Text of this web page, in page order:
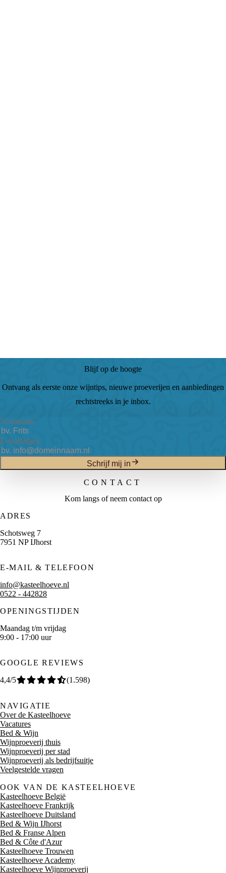
Blijf op de hoogte
Ontvang als eerste onze wijntips, nieuwe proeverijen en aanbiedingen
rechtstreeks in je inbox.
Voornaam
E-mailadres
Schrijf mij in
CONTACT
Kom langs of neem contact op
ADRES
Schotsweg 7
7951 NP IJhorst
E-MAIL & TELEFOON
info@kasteelhoeve.nl
0522 - 442828
OPENINGSTIJDEN
Maandag t/m vrijdag
9:00 - 17:00 uur
GOOGLE REVIEWS
4,4/5 (1.598)
NAVIGATIE
Over de Kasteelhoeve
Vacatures
Bed & Wijn
Wijnproeverij thuis
Wijnproeverij per stad
Wijnproeverij als bedrijfsuitje
Veelgestelde vragen
OOK VAN DE KASTEELHOEVE
Kasteelhoeve België
Kasteelhoeve Frankrijk
Kasteelhoeve Duitsland
Bed & Wijn IJhorst
Bed & Franse Alpen
Bed & Côte d'Azur
Kasteelhoeve Trouwen
Kasteelhoeve Academy
Kasteelhoeve Wijnproeverij